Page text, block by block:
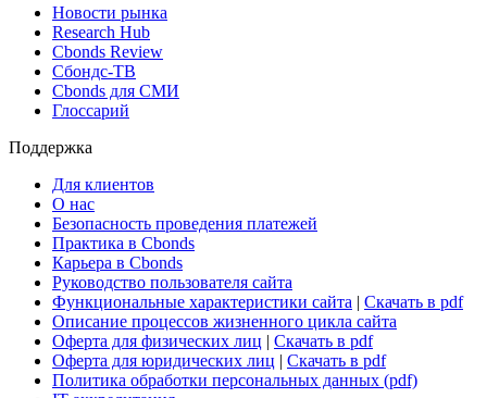
Новости рынка
Research Hub
Cbonds Review
Сбондс-ТВ
Cbonds для СМИ
Глоссарий
Поддержка
Для клиентов
О нас
Безопасность проведения платежей
Практика в Cbonds
Карьера в Cbonds
Руководство пользователя сайта
Функциональные характеристики сайта | Скачать в pdf
Описание процессов жизненного цикла сайта
Оферта для физических лиц | Скачать в pdf
Оферта для юридических лиц | Скачать в pdf
Политика обработки персональных данных (pdf)